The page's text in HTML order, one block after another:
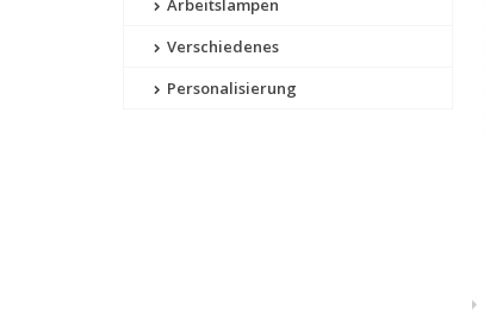
Arbeitslampen
Verschiedenes
Personalisierung